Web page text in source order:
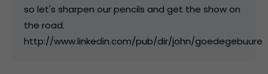
so let's sharpen our pencils and get the show on
the road.
http://www.linkedin.com/pub/dir/john/goedegebuure